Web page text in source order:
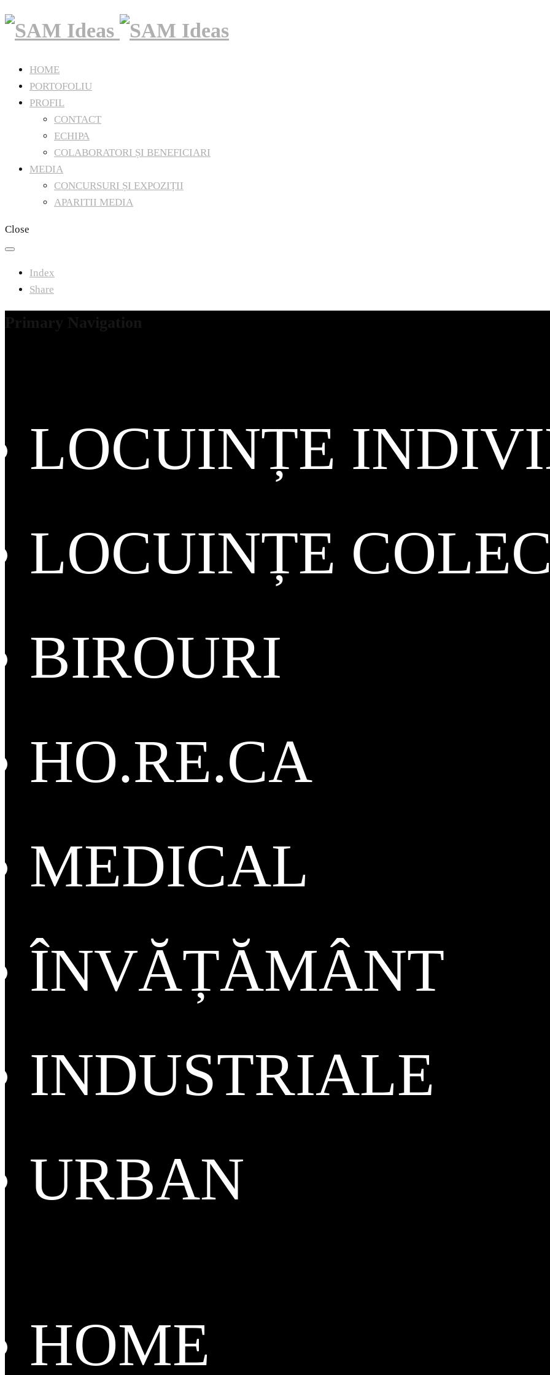
HOME
PORTOFOLIU
PROFIL
CONTACT
ECHIPA
COLABORATORI ȘI BENEFICIARI
MEDIA
CONCURSURI ȘI EXPOZIȚII
APARITII MEDIA
Close
Index
Share
LOCUINȚE
LOCUINȚE
BIROURI
HO.RE.CA
MEDICAL
ÎNVĂȚĂMÂNT
INDUSTRIALE
URBAN
HOME